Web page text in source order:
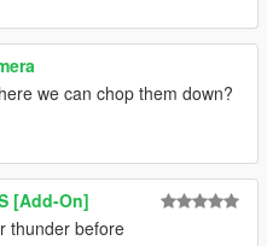
we can chop them down?
[Add-On]
thunder before